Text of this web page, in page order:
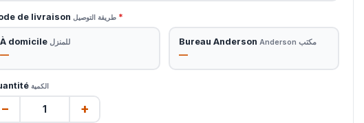
de livraison طريقة التوصيل *
À domicileللمنزل
—
Bureau Anderson مكتب Anderson
—
الكمية
− +